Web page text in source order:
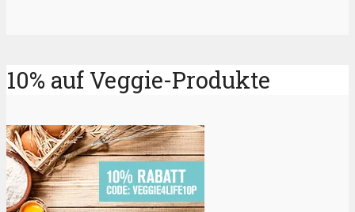
10% auf Veggie-Produkte